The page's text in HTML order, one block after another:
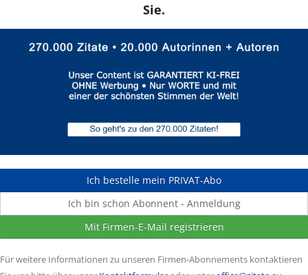
Sie.
Ich bestelle mein PRIVAT-Abo
Ich bin schon Abonnent - Anmeldung
Mit Firmen-E-Mail registrieren
Für weitere Informationen zu unseren Firmen-Abonnements kontaktieren